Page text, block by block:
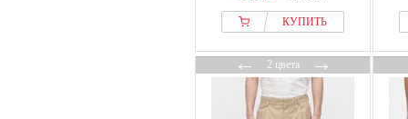
КУПИТЬ
←2 цвета→